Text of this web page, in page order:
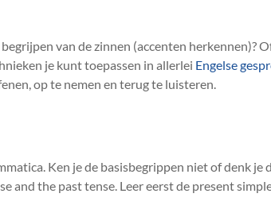
van de zinnen (accenten herkennen)?
je kunt toepassen in allerlei Engelse
op te nemen en terug te luisteren.
Ken je de basisbegrippen niet of denk je
and the past tense. Leer eerst de present